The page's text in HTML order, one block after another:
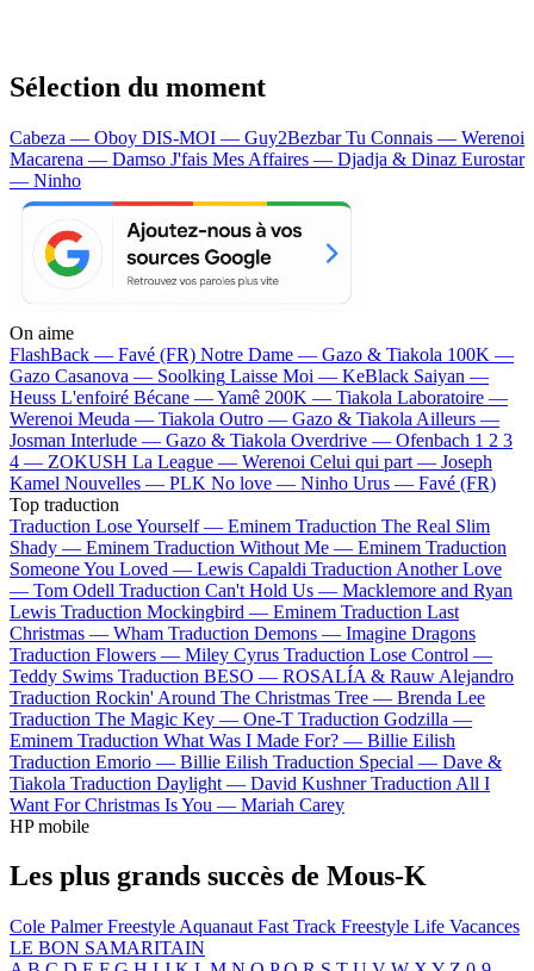
Sélection du moment
Cabeza — Oboy DIS-MOI — Guy2BezbarTu Connais — Werenoi
Macarena — Damso J'fais Mes Affaires — Djadja & Dinaz Eurostar
— Ninho
On aime
FlashBack — Favé (FR) Notre Dame — Gazo & Tiakola 100K —
Gazo Casanova — Soolking Laisse Moi — KeBlack Saiyan —
Heuss L'enfoiré Bécane —Yamê 200K — Tiakola Laboratoire —
Werenoi Meuda — Tiakola Outro — Gazo & Tiakola Ailleurs —
Josman Interlude — Gazo & Tiakola Overdrive — Ofenbach 1 2 3
4 — ZOKUSH La League — Werenoi Celui qui part — Joseph
Kamel Nouvelles — PLK No love — Ninho Urus — Favé (FR)
Top traduction
Traduction Lose Yourself — Eminem Traduction The Real Slim
Shady — Eminem Traduction Without Me — Eminem Traduction
Someone You Loved — Lewis Capaldi Traduction Another Love
— Tom Odell Traduction Can't Hold Us — Macklemore and Ryan
Lewis Traduction Mockingbird — Eminem Traduction Last
Christmas — Wham Traduction Demons — Imagine Dragons
Traduction Flowers — Miley Cyrus Traduction Lose Control —
Teddy Swims Traduction BESO — ROSALÍA & Rauw Alejandro
Traduction Rockin' Around The Christmas Tree — Brenda Lee
Traduction The Magic Key — One-T Traduction Godzilla —
Eminem Traduction What Was I Made For? — Billie Eilish
Traduction Emorio — Billie Eilish Traduction Special — Dave &
Tiakola Traduction Daylight — David Kushner Traduction All I
Want For Christmas Is You — Mariah Carey
HP mobile
Les plus grands succès de Mous-K
Cole PalmerFreestyle Aquanaut Fast Track Freestyle Life Vacances
LE BON SAMARITAIN